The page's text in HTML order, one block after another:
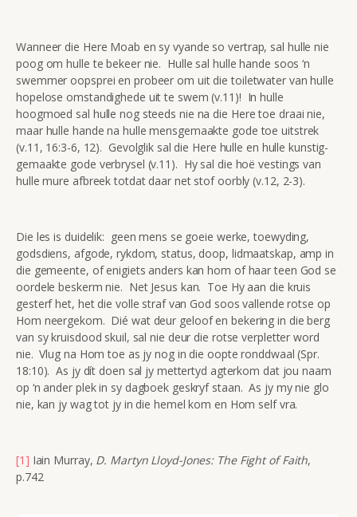
Wanneer die Here Moab en sy vyande so vertrap, sal hulle nie
poog om hulle te bekeer nie. Hulle sal hulle hande soos ‘n
swemmer oopsprei en probeer om uit die toiletwater van hulle
hopelose omstandighede uit te swem (v.11)! In hulle
hoogmoed sal hulle nog steeds nie na die Here toe draai nie,
maar hulle hande na hulle mensgemaakte gode toe uitstrek
(v.11, 16:3-6, 12). Gevolglik sal die Here hulle en hulle kunstig-
gemaakte gode verbrysel (v.11). Hy sal die hoë vestings van
hulle mure afbreek totdat daar net stof oorbly (v.12, 2-3).
Die les is duidelik: geen mens se goeie werke, toewyding,
godsdiens, afgode, rykdom, status, doop, lidmaatskap, amp in
die gemeente, of enigiets anders kan hom of haar teen God se
oordele beskerm nie. Net Jesus kan. Toe Hy aan die kruis
gesterf het, het die volle straf van God soos vallende rotse op
Hom neergekom. Dié wat deur geloof en bekering in die berg
van sy kruisdood skuil, sal nie deur die rotse verpletter word
nie. Vlug na Hom toe as jy nog in die oopte ronddwaal (Spr.
18:10). As jy dít doen sal jy mettertyd agterkom dat jou naam
op ‘n ander plek in sy dagboek geskryf staan. As jy my nie glo
nie, kan jy wag tot jy in die hemel kom en Hom self vra.
[1] Iain Murray, D. Martyn Lloyd-Jones: The Fight of Faith,
p.742